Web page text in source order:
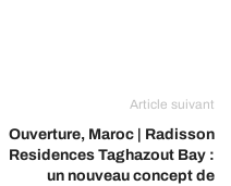
Article suivant
Ouverture, Maroc | Radisson
Residences Taghazout Bay :
un nouveau concept de